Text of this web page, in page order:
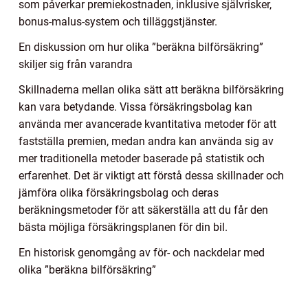
som påverkar premiekostnaden, inklusive självrisker,
bonus-malus-system och tilläggstjänster.
En diskussion om hur olika ”beräkna bilförsäkring”
skiljer sig från varandra
Skillnaderna mellan olika sätt att beräkna bilförsäkring
kan vara betydande. Vissa försäkringsbolag kan
använda mer avancerade kvantitativa metoder för att
fastställa premien, medan andra kan använda sig av
mer traditionella metoder baserade på statistik och
erfarenhet. Det är viktigt att förstå dessa skillnader och
jämföra olika försäkringsbolag och deras
beräkningsmetoder för att säkerställa att du får den
bästa möjliga försäkringsplanen för din bil.
En historisk genomgång av för- och nackdelar med
olika ”beräkna bilförsäkring”